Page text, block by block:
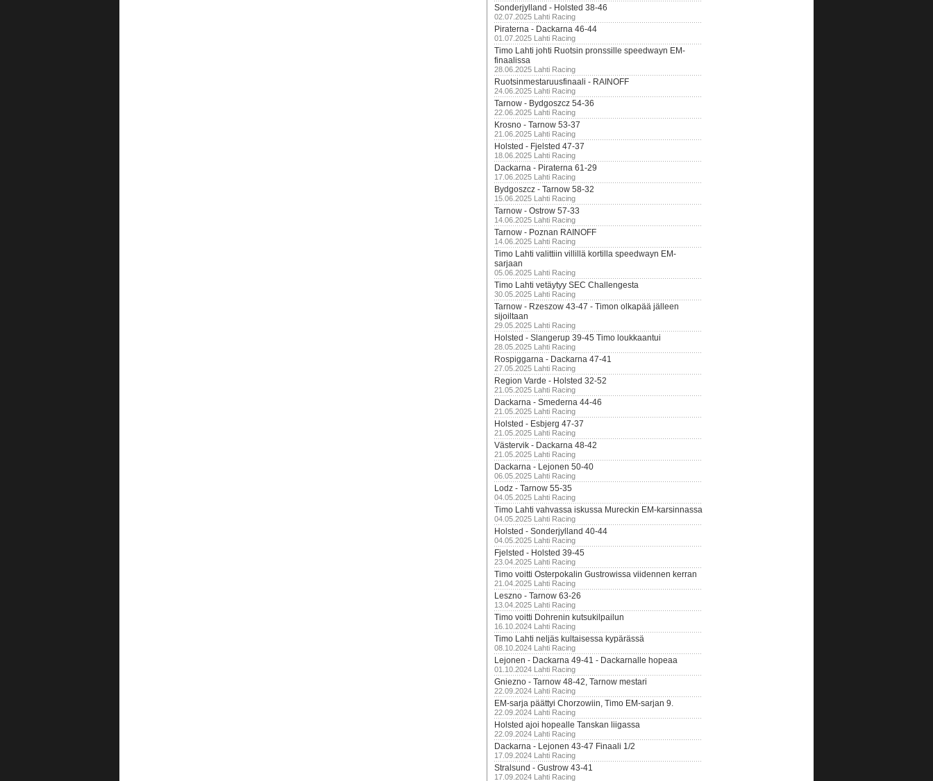
Sonderjylland - Holsted 38-46
02.07.2025 Lahti Racing
Piraterna - Dackarna 46-44
01.07.2025 Lahti Racing
Timo Lahti johti Ruotsin pronssille speedwayn EM-
finaalissa
28.06.2025 Lahti Racing
Ruotsinmestaruusfinaali - RAINOFF
24.06.2025 Lahti Racing
Tarnow - Bydgoszcz 54-36
22.06.2025 Lahti Racing
Krosno - Tarnow 53-37
21.06.2025 Lahti Racing
Holsted - Fjelsted 47-37
18.06.2025 Lahti Racing
Dackarna - Piraterna 61-29
17.06.2025 Lahti Racing
Bydgoszcz - Tarnow 58-32
15.06.2025 Lahti Racing
Tarnow - Ostrow 57-33
14.06.2025 Lahti Racing
Tarnow - Poznan RAINOFF
14.06.2025 Lahti Racing
Timo Lahti valittiin villillä kortilla speedwayn EM-
sarjaan
05.06.2025 Lahti Racing
Timo Lahti vetäytyy SEC Challengesta
30.05.2025 Lahti Racing
Tarnow - Rzeszow 43-47 - Timon olkapää jälleen
sijoiltaan
29.05.2025 Lahti Racing
Holsted - Slangerup 39-45 Timo loukkaantui
28.05.2025 Lahti Racing
Rospiggarna - Dackarna 47-41
27.05.2025 Lahti Racing
Region Varde - Holsted 32-52
21.05.2025 Lahti Racing
Dackarna - Smederna 44-46
21.05.2025 Lahti Racing
Holsted - Esbjerg 47-37
21.05.2025 Lahti Racing
Västervik - Dackarna 48-42
21.05.2025 Lahti Racing
Dackarna - Lejonen 50-40
06.05.2025 Lahti Racing
Lodz - Tarnow 55-35
04.05.2025 Lahti Racing
Timo Lahti vahvassa iskussa Mureckin EM-karsinnassa
04.05.2025 Lahti Racing
Holsted - Sonderjylland 40-44
04.05.2025 Lahti Racing
Fjelsted - Holsted 39-45
23.04.2025 Lahti Racing
Timo voitti Osterpokalin Gustrowissa viidennen kerran
21.04.2025 Lahti Racing
Leszno - Tarnow 63-26
13.04.2025 Lahti Racing
Timo voitti Dohrenin kutsukilpailun
16.10.2024 Lahti Racing
Timo Lahti neljäs kultaisessa kypärässä
08.10.2024 Lahti Racing
Lejonen - Dackarna 49-41 - Dackarnalle hopeaa
01.10.2024 Lahti Racing
Gniezno - Tarnow 48-42, Tarnow mestari
22.09.2024 Lahti Racing
EM-sarja päättyi Chorzowiin, Timo EM-sarjan 9.
22.09.2024 Lahti Racing
Holsted ajoi hopealle Tanskan liigassa
22.09.2024 Lahti Racing
Dackarna - Lejonen 43-47 Finaali 1/2
17.09.2024 Lahti Racing
Stralsund - Gustrow 43-41
17.09.2024 Lahti Racing